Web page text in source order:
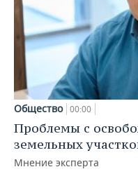
Общество 00:00
Проблемы с
земельных
Мнение эксперта